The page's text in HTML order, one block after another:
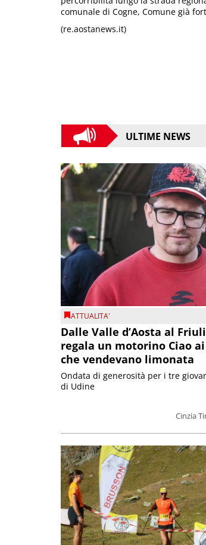
comunale di Cogne, Comune già
(re.aostanews.it)
ULTIME NEWS
ATTUALITA'
Dalle Valle d’Aosta al
regala un motorino Ciao
che vendevano limonata
Cinzia
Ondata di generosità per i tre
di Udine